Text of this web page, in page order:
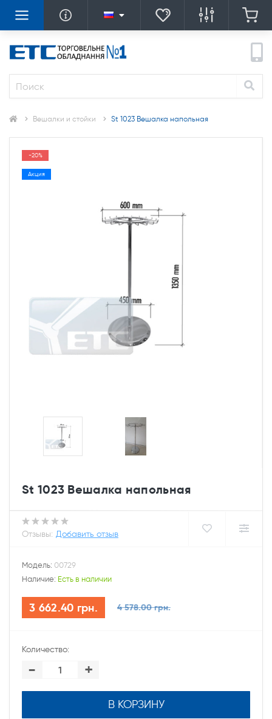
Вешалки и стойки St 1023 Вешалка напольная
-20%
Акция
St 1023 Вешалка напольная
Отзывы: Добавить отзыв
Модель: 00729
Наличие: Есть в наличии
3 662.40 грн. 4 578.00 грн.
Количество:
- +
В КОРЗИНУ